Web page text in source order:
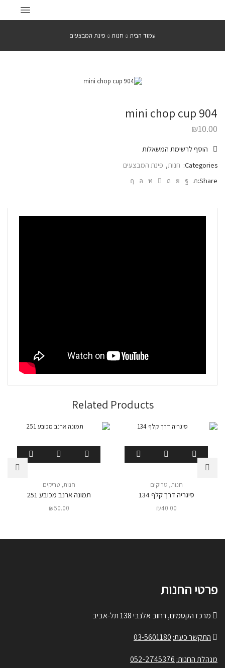
עמוד הבית חנות פינת המבצעים
mini chop cup 904
₪10.00
הוסף לרשימת המשאלות
Categories: חנות, פינת המבצעים
Share:
Related Products
חנות, טריקים
סיגריה דרך קלף 134
₪40.00
חנות, טריקים
תמונה ארנב מכובע 251
₪50.00
פרטי החנות
מרכז הקסמים, רחוב אלנבי 138 תל-אביב
התקשר כעת: 03-5601180
מנהלת החנות: 052-2745376